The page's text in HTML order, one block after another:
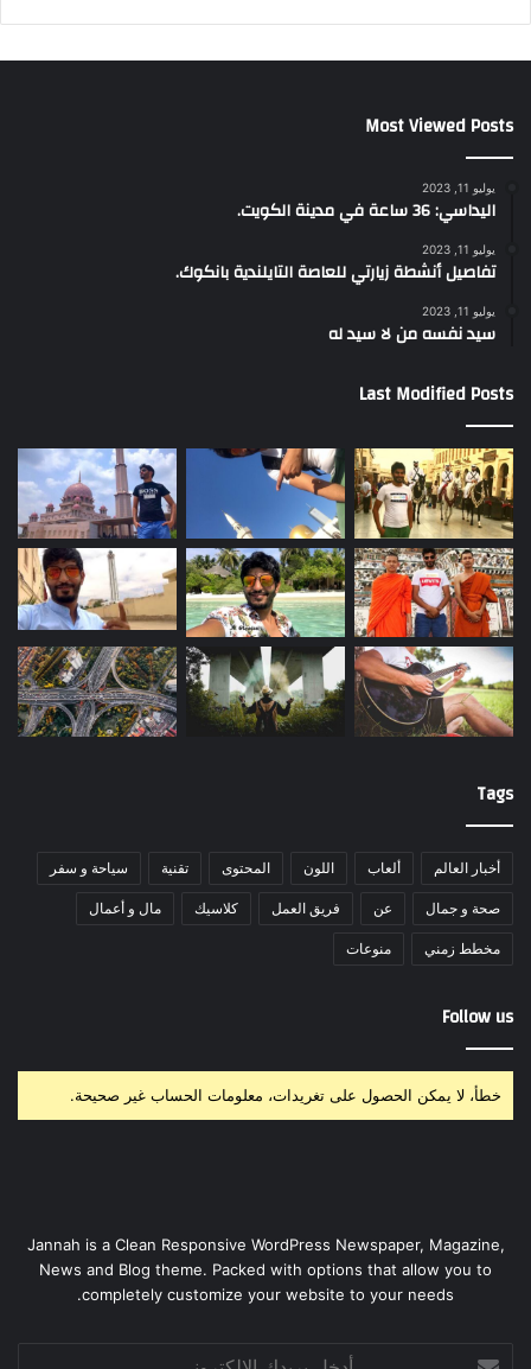
Most Viewed Posts
يوليو 11, 2023
اليداسي: 36 ساعة في مدينة الكويت.
يوليو 11, 2023
تفاصيل أنشطة زيارتي للعاصة التايلندية بانكوك.
يوليو 11, 2023
سيد نفسه من لا سيد له
Last Modified Posts
Tags
أخبار العالم ألعاب اللون المحتوى تقنية سياحة و سفر
صحة و جمال عن فريق العمل كلاسيك مال و أعمال
مخطط زمني منوعات
Follow us
خطأ، لا يمكن الحصول على تغريدات، معلومات الحساب غير صحيحة.
Jannah is a Clean Responsive WordPress Newspaper, Magazine,
News and Blog theme. Packed with options that allow you to
completely customize your website to your needs.